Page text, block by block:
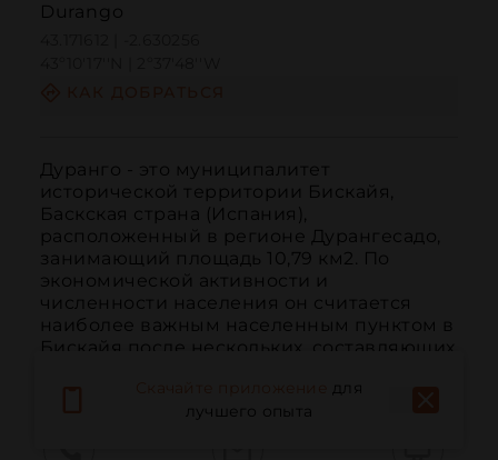
Durango
Дуранго - это муниципалитет
исторической территории Бискайя,
Баскская страна (Испания),
расположенный в регионе Дурангесадо,
занимающий площадь 10,79 км2. По
экономической активности и
численности населения он считается
наиболее важным населенным пунктом в
Бискайя после нескольких, составляющих
для
лучшего опыта